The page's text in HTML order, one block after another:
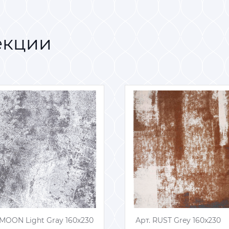
Light Gray 160х230
Light Gray 160х230
Арт. RUST Grey 160x230
Арт. RUST Grey 160x230